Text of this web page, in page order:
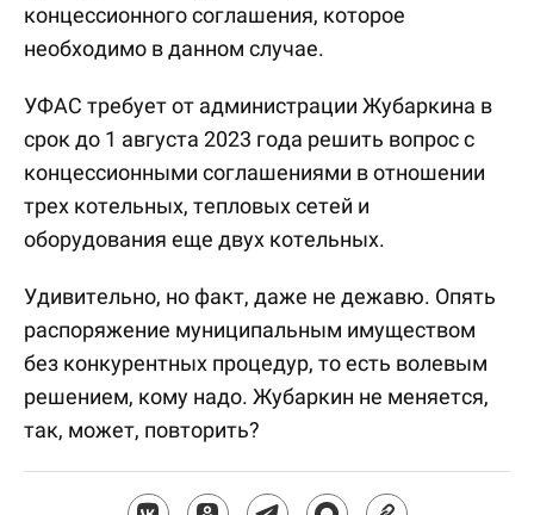
концессионного соглашения, которое
необходимо в данном случае.
УФАС требует от администрации Жубаркина в
срок до 1 августа 2023 года решить вопрос с
концессионными соглашениями в отношении
трех котельных, тепловых сетей и
оборудования еще двух котельных.
Удивительно, но факт, даже не дежавю. Опять
распоряжение муниципальным имуществом
без конкурентных процедур, то есть волевым
решением, кому надо. Жубаркин не меняется,
так, может, повторить?